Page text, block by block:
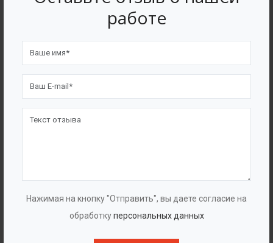
работе
Нажимая на кнопку "Отправить", вы даете согласие на
обработкуперсональных данных
давления «ГУДДИ VMPH+HP»